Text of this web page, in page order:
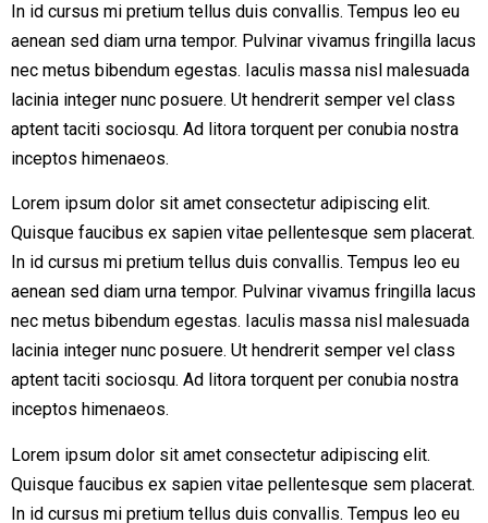
In id cursus mi pretium tellus duis convallis. Tempus leo eu
aenean sed diam urna tempor. Pulvinar vivamus fringilla lacus
nec metus bibendum egestas. Iaculis massa nisl malesuada
lacinia integer nunc posuere. Ut hendrerit semper vel class
aptent taciti sociosqu. Ad litora torquent per conubia nostra
inceptos himenaeos.
Lorem ipsum dolor sit amet consectetur adipiscing elit.
Quisque faucibus ex sapien vitae pellentesque sem placerat.
In id cursus mi pretium tellus duis convallis. Tempus leo eu
aenean sed diam urna tempor. Pulvinar vivamus fringilla lacus
nec metus bibendum egestas. Iaculis massa nisl malesuada
lacinia integer nunc posuere. Ut hendrerit semper vel class
aptent taciti sociosqu. Ad litora torquent per conubia nostra
inceptos himenaeos.
Lorem ipsum dolor sit amet consectetur adipiscing elit.
Quisque faucibus ex sapien vitae pellentesque sem placerat.
In id cursus mi pretium tellus duis convallis. Tempus leo eu